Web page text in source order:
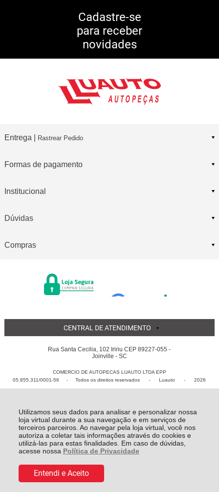
Utilizamos seus dados para analisar e personalizar nossa
loja virtual durante a sua navegação e em serviços de
terceiros parceiros. Ao navegar pela loja virtual, você nos
autoriza a coletar tais informações através do cookies e
utilizá-las para estas finalidades. Em caso de dúvidas,
acesse nossa Política de Privacidade
Entendi e Aceito
5% DE DESCONTO
10% DE CASHBACK
Consulte Regulamento
Cadastre-se
para receber
novidades
Entrega | Rastrear Pedido
Formas de pagamento
Institucional
Dúvidas
Compras
CENTRAL DE ATENDIMENTO
Rua Santa Cecilia, 102 Iririu CEP 89227-055 -
Joinville - SC
COMERCIO DE AUTOPECAS LUAUTO LTDA EPP
05.855.311/0001-56 - Todos os direitos reservados
- Luauto - 2026
R$ 87,50
R$ 66,94